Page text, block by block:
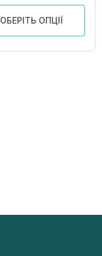
ОБЕРІТЬ ОПЦІЇ